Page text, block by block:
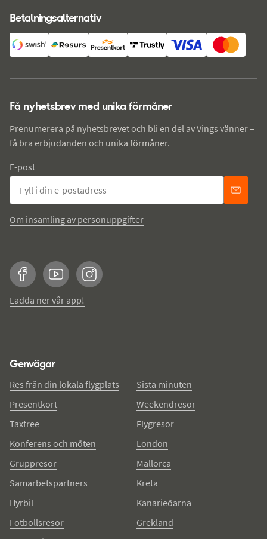
Betalningsalternativ
Få nyhetsbrev med unika förmåner
Prenumerera på nyhetsbrevet och bli en del av Vings vänner –
få bra erbjudanden och unika förmåner.
E-post
Om insamling av personuppgifter
FacebookYouTubeInstagram
Ladda ner vår app!
Genvägar
Res från din lokala flygplats
Presentkort
Taxfree
Konferens och möten
Gruppresor
Samarbetspartners
Hyrbil
Fotbollsresor
Sista minuten
Weekendresor
Flygresor
London
Mallorca
Kreta
Kanarieöarna
Grekland